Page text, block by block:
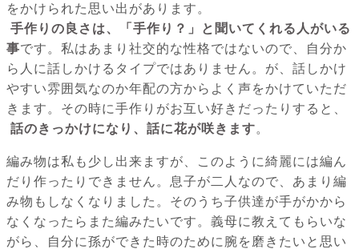
をかけられた思い出があります。
手作りの良さは、「手作り？」と聞いてくれる人がいる
事です。私はあまり社交的な性格ではないので、自分か
ら人に話しかけるタイプではありません。が、話しかけ
やすい雰囲気なのか年配の方からよく声をかけていただ
きます。その時に手作りがお互い好きだったりすると、
話のきっかけになり、話に花が咲きます。
編み物は私も少し出来ますが、このように綺麗には編ん
だり作ったりできません。息子が二人なので、あまり編
み物もしなくなりました。そのうち子供達が手がかから
なくなったらまた編みたいです。義母に教えてもらいな
がら、自分に孫ができた時のために腕を磨きたいと思い